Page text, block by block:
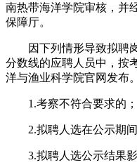
南热带海洋学院审核，并
保障厅。
因下列情形导致拟聘岗
分数线的应聘人员中，按
洋与渔业科学院官网发布
1.考察不符合要求的；
2.拟聘人选在公示期间
3.拟聘人选公示结果影